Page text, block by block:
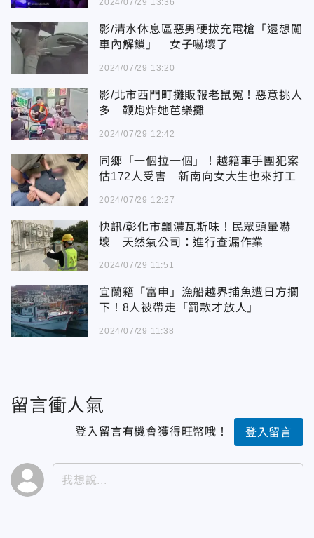
2024/07/29 13:36
影/清水休息區惡男硬拔充電槍「還想闖
車內解鎖」 女子嚇壞了
2024/07/29 13:20
影/北市西門町攤販報老鼠冤！惡意挑人
多 鞭炮炸她芭樂攤
2024/07/29 12:42
同鄉「一個拉一個」！越籍車手團犯案
估172人受害 新南向女大生也來打工
2024/07/29 12:27
快訊/彰化市飄濃瓦斯味！民眾頭暈嚇
壞 天然氣公司：進行查漏作業
2024/07/29 11:51
宜蘭籍「富申」漁船越界捕魚遭日方攔
下！8人被帶走「罰款才放人」
2024/07/29 11:38
留言衝人氣
登入留言有機會獲得旺幣哦！ 登入留言